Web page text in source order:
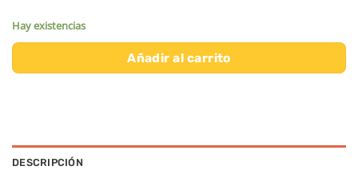
Hay existencias
Añadir al carrito
DESCRIPCIÓN